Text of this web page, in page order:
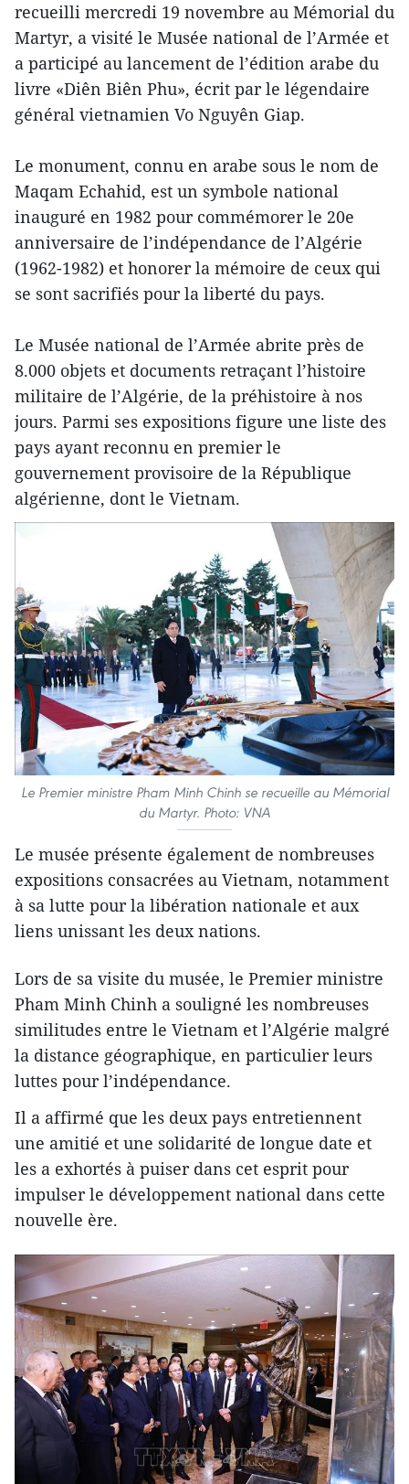
recueilli mercredi 19 novembre au Mémorial du
Martyr, a visité le Musée national de l’Armée et
a participé au lancement de l’édition arabe du
livre «Diên Biên Phu», écrit par le légendaire
général vietnamien Vo Nguyên Giap.
Le monument, connu en arabe sous le nom de
Maqam Echahid, est un symbole national
inauguré en 1982 pour commémorer le 20e
anniversaire de l’indépendance de l’Algérie
(1962-1982) et honorer la mémoire de ceux qui
se sont sacrifiés pour la liberté du pays.
Le Musée national de l’Armée abrite près de
8.000 objets et documents retraçant l’histoire
militaire de l’Algérie, de la préhistoire à nos
jours. Parmi ses expositions figure une liste des
pays ayant reconnu en premier le
gouvernement provisoire de la République
algérienne, dont le Vietnam.
Le Premier ministre Pham Minh Chinh se recueille au Mémorial
du Martyr. Photo: VNA
Le musée présente également de nombreuses
expositions consacrées au Vietnam, notamment
à sa lutte pour la libération nationale et aux
liens unissant les deux nations.
Lors de sa visite du musée, le Premier ministre
Pham Minh Chinh a souligné les nombreuses
similitudes entre le Vietnam et l’Algérie malgré
la distance géographique, en particulier leurs
luttes pour l’indépendance.
Il a affirmé que les deux pays entretiennent
une amitié et une solidarité de longue date et
les a exhortés à puiser dans cet esprit pour
impulser le développement national dans cette
nouvelle ère.